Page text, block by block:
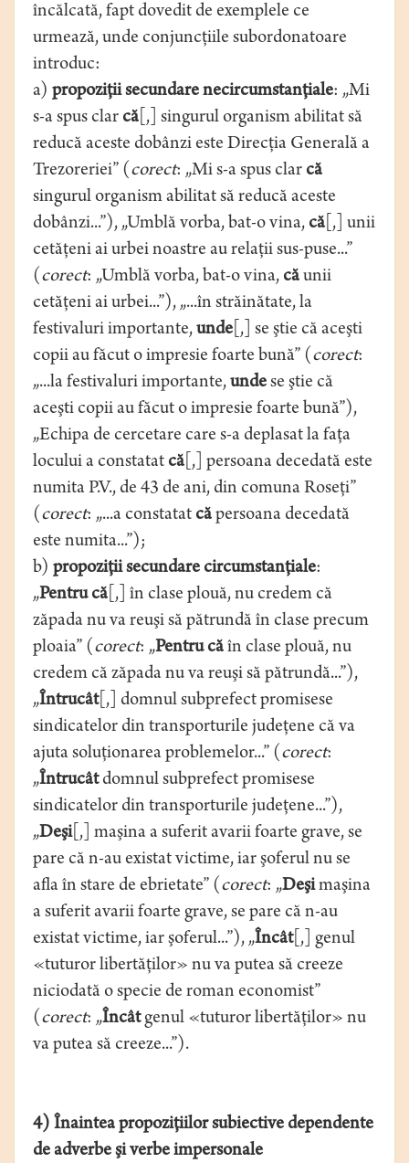
încălcată, fapt dovedit de exemplele ce
urmează, unde conjuncţiile subordonatoare
introduc:
a) propoziţii secundare necircumstanţiale: „Mi
s-a spus clar că[,] singurul organism abilitat să
reducă aceste dobânzi este Direcţia Generală a
Trezoreriei” (corect: „Mi s-a spus clar că
singurul organism abilitat să reducă aceste
dobânzi...”), „Umblă vorba, bat-o vina, că[,] unii
cetăţeni ai urbei noastre au relaţii sus-puse...”
(corect: „Umblă vorba, bat-o vina, căunii
cetăţeni ai urbei...”), „...în străinătate, la
festivaluri importante,unde[,] se ştie că aceşti
copii au făcut o impresie foarte bună” (corect:
„...la festivaluri importante,undese ştie că
aceşti copii au făcut o impresie foarte bună”),
„Echipa de cercetare care s-a deplasat la faţa
locului a constatat că[,] persoana decedată este
numita P.V., de 43 de ani, din comuna Roseţi”
(corect: „...a constatat căpersoana decedată
este numita...”);
b) propoziţii secundare circumstanţiale:
„Pentru că[,] în clase plouă, nu credem că
zăpada nu va reuşi să pătrundă în clase precum
ploaia” (corect: „Pentru căîn clase plouă, nu
credem că zăpada nu va reuşi să pătrundă...”),
„Întrucât[,] domnul subprefect promisese
sindicatelor din transporturile judeţene că va
ajuta soluţionarea problemelor...” (corect:
„Întrucâtdomnul subprefect promisese
sindicatelor din transporturile judeţene...”),
„Deşi[,] maşina a suferit avarii foarte grave, se
pare că n-au existat victime, iar şoferul nu se
afla în stare de ebrietate” (corect: „Deşimaşina
a suferit avarii foarte grave, se pare că n-au
existat victime, iar şoferul...”), „Încât[,] genul
«tuturor libertăţilor» nu va putea să creeze
niciodată o specie de roman economist”
(corect: „Încâtgenul «tuturor libertăţilor» nu
va putea să creeze...”).
4) Înaintea propoziţiilor subiective dependente
de adverbe şi verbe impersonale